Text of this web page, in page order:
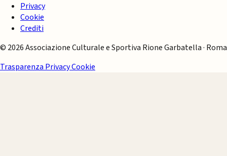
Privacy
Cookie
Crediti
© 2026 Associazione Culturale e Sportiva Rione Garbatella · Roma
Trasparenza PrivacyCookie